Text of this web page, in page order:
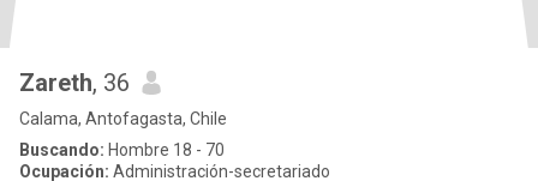
Zareth, 36
Calama, Antofagasta, Chile
Buscando: Hombre 18 - 70
Ocupación: Administración-secretariado